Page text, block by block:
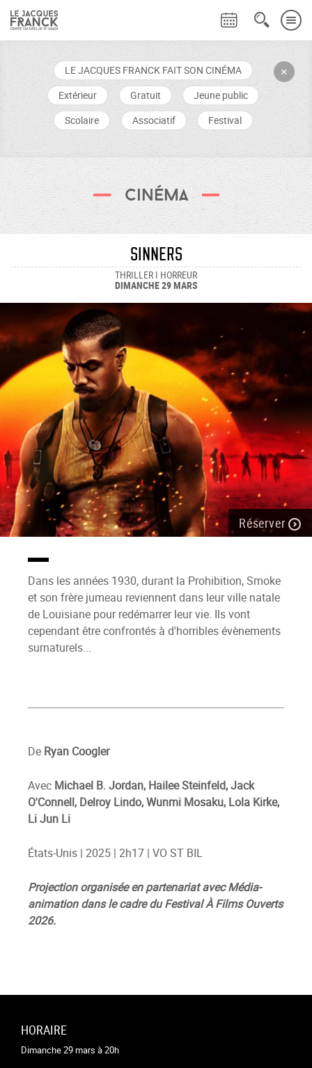
+
LE JACQUES FRANCK FAIT SON CINÉMA
Extérieur
Gratuit
Jeune public
Scolaire
Associatif Festival
Cinéma
Sinners
THRILLER I HORREUR
DIMANCHE 29 MARS
Réserver
Dans les années 1930, durant la Prohibition, Smoke
et son frère jumeau reviennent dans leur ville natale
de Louisiane pour redémarrer leur vie. Ils vont
cependant être confrontés à d'horribles évènements
surnaturels...
De Ryan Coogler
Avec Michael B. Jordan, Hailee Steinfeld, Jack
O'Connell, Delroy Lindo, Wunmi Mosaku, Lola Kirke,
Li Jun Li
États-Unis | 2025 | 2h17 | VO ST BIL
Projection organisée en partenariat avec Média-
animation dans le cadre du FestivalÀFilms Ouverts
2026.
HORAIRE
Dimanche 29 mars à 20h